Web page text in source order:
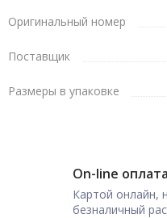
Оригинальный номер
Поставщик
Размеры в упаковке
On-line
Картой онлайн,
безналичный